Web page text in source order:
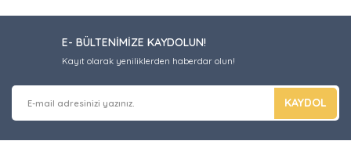
E- BÜLTENİMİZE KAYDOLUN!
Kayıt olarak yeniliklerden haberdar olun!
KAYDOL